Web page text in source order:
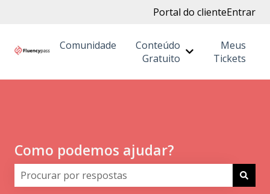
Portal do clienteEntrar
Comunidade
Conteúdo
Gratuito
Mostrar
Meus
Tickets
Como podemos ajudar?